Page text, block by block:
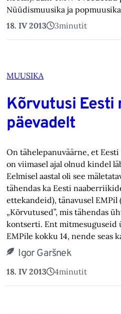
Nüüdismuusika ja
18. IV 2013
3minutit
MUUSIKA
Kõrvutusi Eesti
päevadelt
On tähelepanuväärne, et
on viimasel ajal olnud kindel
Eelmisel aastal oli see
tähendas ka Eesti
ettekandeid), tänavusel EMPil
„Kõrvutused”, mis tähendas
kontserti. Ent mitmesuguseid
EMPile kokku 14, nende seas
Igor Garšnek
18. IV 2013 4minutit